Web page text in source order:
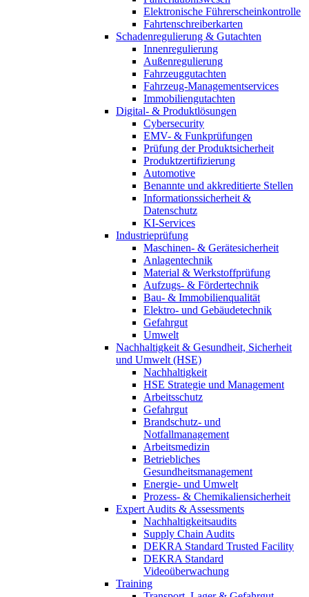
Elektronische Führerscheinkontrolle
Fahrtenschreiberkarten
Schadenregulierung & Gutachten
Innenregulierung
Außenregulierung
Fahrzeuggutachten
Fahrzeug-Managementservices
Immobiliengutachten
Digital- & Produktlösungen
Cybersecurity
EMV- & Funkprüfungen
Prüfung der Produktsicherheit
Produktzertifizierung
Automotive
Benannte und akkreditierte Stellen
Informationssicherheit &
Datenschutz
KI-Services
Industrieprüfung
Maschinen- & Gerätesicherheit
Anlagentechnik
Material & Werkstoffprüfung
Aufzugs- & Fördertechnik
Bau- & Immobilienqualität
Elektro- und Gebäudetechnik
Gefahrgut
Umwelt
Nachhaltigkeit & Gesundheit, Sicherheit
und Umwelt (HSE)
Nachhaltigkeit
HSE Strategie und Management
Arbeitsschutz
Gefahrgut
Brandschutz- und
Notfallmanagement
Arbeitsmedizin
Betriebliches
Gesundheitsmanagement
Energie- und Umwelt
Prozess- & Chemikaliensicherheit
Expert Audits & Assessments
Nachhaltigkeitsaudits
Supply Chain Audits
DEKRA Standard Trusted Facility
DEKRA Standard
Videoüberwachung
Training